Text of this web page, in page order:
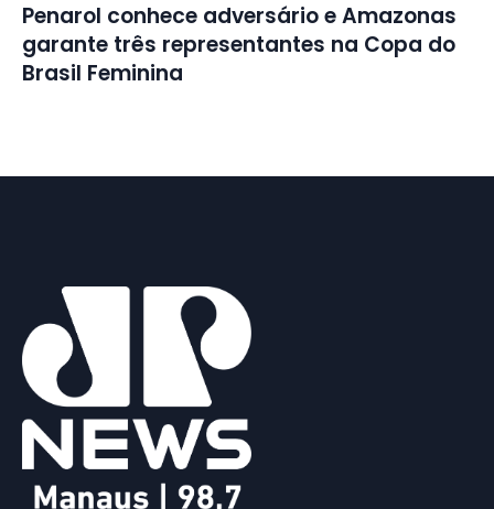
Penarol conhece adversário e Amazonas
garante três representantes na Copa do
Brasil Feminina